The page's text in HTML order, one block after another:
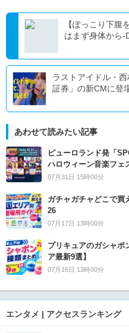
【ぽっこり下腹
はまず身体から-
ラストアイドル・
証券」の新CMに登
あわせて読みたい記事
ピューロランド発「
ハロウィーン音楽フェ
07月31日 15時00分
ガチャガチャどこで買
26
07月17日 13時00分
プリキュアのガシャポ
ア最新9選】
07月16日 13時00分
エンタメ | アクセスランキング